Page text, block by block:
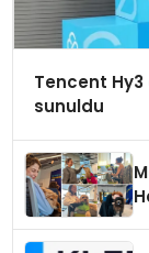
Tencent
sunuldu